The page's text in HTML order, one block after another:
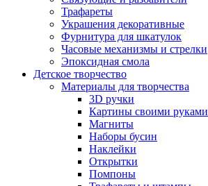
Трафареты
Украшения декоративные
Фурнитура для шкатулок
Часовые механизмы и стрелки
Эпоксидная смола
Детское творчество
Материалы для творчества
3D ручки
Картины своими руками
Магниты
Наборы бусин
Наклейки
Открытки
Помпоны